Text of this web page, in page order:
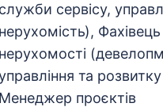
служби сервісу,
нерухомість),
нерухомості
та
Менеджер проєктів